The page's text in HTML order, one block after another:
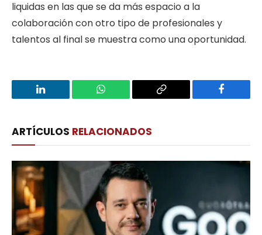
liquidas en las que se da más espacio a la
colaboración con otro tipo de profesionales y
talentos al final se muestra como una oportunidad.
LinkedIn WhatsApp
Copy
Facebook
ARTÍCULOS RELACIONADOS